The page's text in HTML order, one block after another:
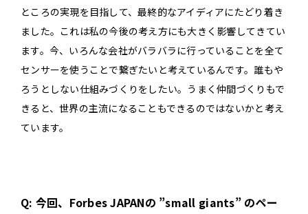
ところの実現を目指して、最終的なアイディアにたどり着き
ました。これは私の今後の考え方にも大きく影響してきてい
ます。今、いろんな会社がバラバラに行っていることを全て
センサーを使うことで繋ぎたいと考えているんです。誰もや
ろうとしない仕組みづくりをしたい。うまく仲間づくりもで
きると、世界の主流になることもできるのではないかと考え
ています。
Q: 今回、Forbes JAPANの ”small giants” のペー